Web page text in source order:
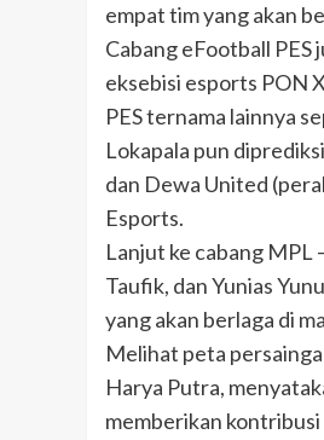
empat tim yang akan
Cabang eFootball
eksebisi esports PON
PES ternama lainnya
Lokapala pun
dan Dewa United
Esports.
Lanjut ke cabang MPL
Taufik, dan Yunias
yang akan berlaga di
Melihat peta
Harya Putra,
memberikan